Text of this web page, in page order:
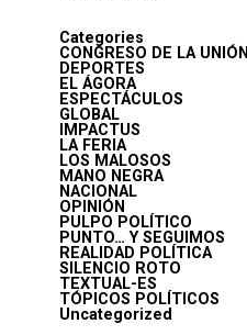
Categories
CONGRESO DE LA UNIÓN
DEPORTES
EL ÁGORA
ESPECTÁCULOS
GLOBAL
IMPACTUS
LA FERIA
LOS MALOSOS
MANO NEGRA
NACIONAL
OPINIÓN
PULPO POLÍTICO
PUNTO… Y SEGUIMOS
REALIDAD POLÍTICA
SILENCIO ROTO
TEXTUAL-ES
TÓPICOS POLÍTICOS
Uncategorized